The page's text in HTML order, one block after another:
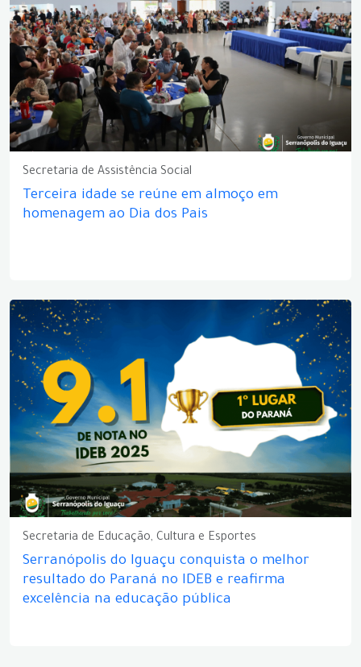
Secretaria de Assistência Social
Terceira idade se reúne em almoço em
homenagem ao Dia dos Pais
Secretaria de Educação, Cultura e Esportes
Serranópolis do Iguaçu conquista o melhor
resultado do Paraná no IDEB e reafirma
excelência na educação pública